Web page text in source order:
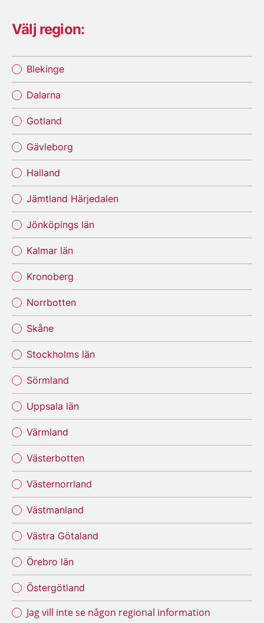
Välj region:
Blekinge
Dalarna
Gotland
Gävleborg
Halland
Jämtland Härjedalen
Jönköpings län
Kalmar län
Kronoberg
Norrbotten
Skåne
Stockholms län
Sörmland
Uppsala län
Värmland
Västerbotten
Västernorrland
Västmanland
Västra Götaland
Örebro län
Östergötland
Jag vill inte se någon regional information